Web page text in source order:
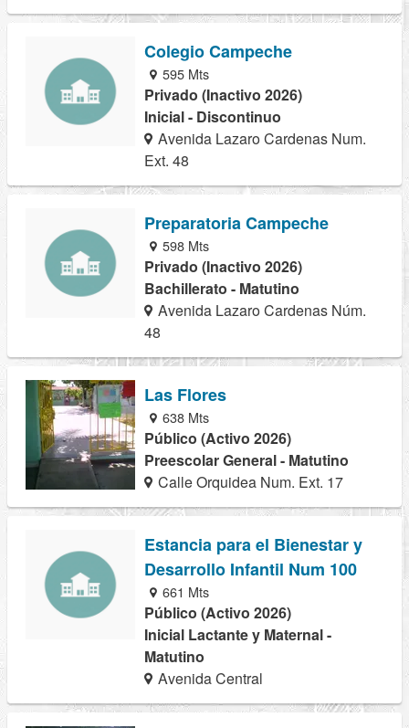
Colegio Campeche
595 Mts
Privado (Inactivo 2026)
Inicial - Discontinuo
Avenida Lazaro Cardenas Num.
Ext. 48
Preparatoria Campeche
598 Mts
Privado (Inactivo 2026)
Bachillerato - Matutino
Avenida Lazaro Cardenas Núm.
48
Las Flores
638 Mts
Público (Activo 2026)
Preescolar General - Matutino
Calle Orquidea Num. Ext. 17
Estancia para el Bienestar y
Desarrollo Infantil Num 100
661 Mts
Público (Activo 2026)
Inicial Lactante y Maternal -
Matutino
Avenida Central